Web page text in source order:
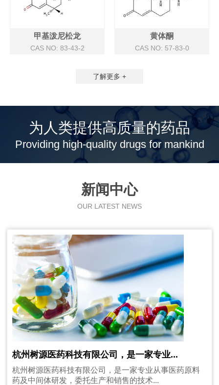
甲基泼尼松龙
CAS NO: 83-43-2
黄体酮
CAS NO: 57-83-0
了解更多 +
为人类提供高质量的药品
Providing high-quality drugs for mankind
新闻中心
OUR LATEST NEWS
杭州树源医药科技有限公司，是一家专业...
杭州树源医药科技有限公司，是一家专业从事医药原料
药及中间体研发，委托生产和销售的技术...